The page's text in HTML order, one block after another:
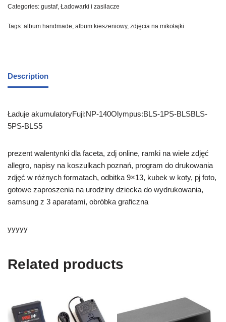
Categories: gustaf, Ładowarki i zasilacze
Tags: album handmade, album kieszeniowy, zdjęcia na mikołajki
Description
Ładuje akumulatoryFuji:NP-140Olympus:BLS-1PS-BLSBLS-
5PS-BLS5
prezent walentynki dla faceta, zdj online, ramki na wiele zdjęć
allegro, napisy na koszulkach poznań, program do drukowania
zdjęć w różnych formatach, odbitka 9×13, kubek w koty, pj foto,
gotowe zaproszenia na urodziny dziecka do wydrukowania,
samsung z 3 aparatami, obróbka graficzna
yyyyy
Related products